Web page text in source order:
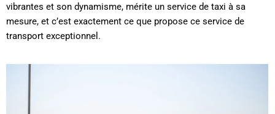
vibrantes et son dynamisme, mérite un service de taxi à sa
mesure, et c’est exactement ce que propose ce service de
transport exceptionnel.